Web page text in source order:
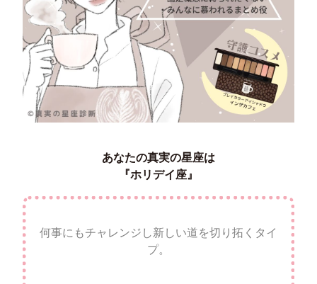
あなたの真実の星座は
『ホリデイ座』
何事にもチャレンジし新しい道を切り拓くタイ
プ。